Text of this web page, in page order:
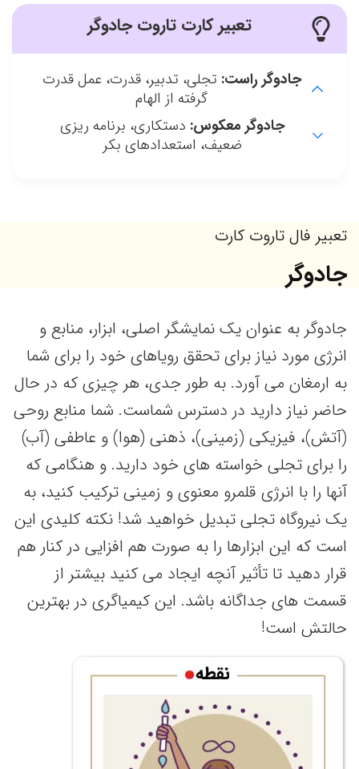
تعبیر کارت تاروت جادوگر
جادوگر راست: تجلی، تدبیر، قدرت، عمل قدرت
گرفته از الهام
جادوگر معکوس: دستکاری، برنامه ریزی
ضعیف، استعدادهای بکر
تعبیر فال تاروت کارت
جادوگر
جادوگر به عنوان یک نمایشگر اصلی، ابزار، منابع و
انرژی مورد نیاز برای تحقق رویاهای خود را برای شما
به ارمغان می آورد. به طور جدی، هر چیزی که در حال
حاضر نیاز دارید در دسترس شماست. شما منابع روحی
(آتش)، فیزیکی (زمینی)، ذهنی (هوا) و عاطفی (آب)
را برای تجلی خواسته های خود دارید. و هنگامی که
آنها را با انرژی قلمرو معنوی و زمینی ترکیب کنید، به
یک نیروگاه تجلی تبدیل خواهید شد! نکته کلیدی این
است که این ابزارها را به صورت هم افزایی در کنار هم
قرار دهید تا تأثیر آنچه ایجاد می کنید بیشتر از
قسمت های جداگانه باشد. این کیمیاگری در بهترین
حالتش است!